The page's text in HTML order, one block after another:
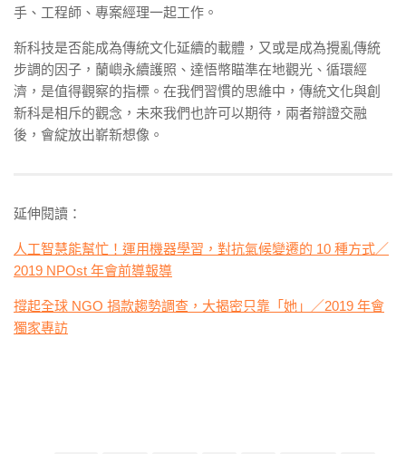
手、工程師、專案經理一起工作。
新科技是否能成為傳統文化延續的載體，又或是成為攪亂傳統
步調的因子，蘭嶼永續護照、達悟幣瞄準在地觀光、循環經
濟，是值得觀察的指標。在我們習慣的思維中，傳統文化與創
新科是相斥的觀念，未來我們也許可以期待，兩者辯證交融
後，會綻放出嶄新想像。
延伸閱讀：
人工智慧能幫忙！運用機器學習，對抗氣候變遷的 10 種方式／
2019 NPOst 年會前導報導
撐起全球 NGO 捐款趨勢調查，大揭密只靠「她」／2019 年會
獨家專訪